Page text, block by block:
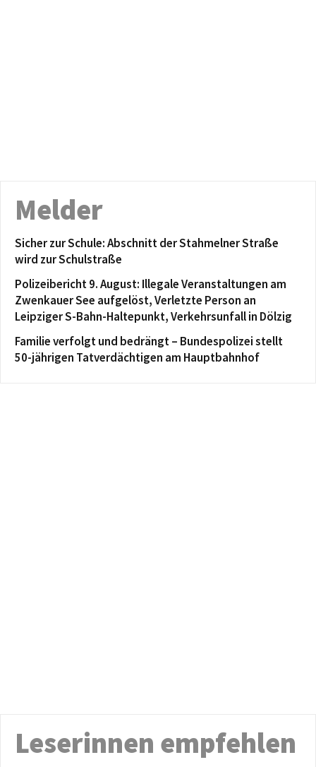
Melder
Sicher zur Schule: Abschnitt der Stahmelner Straße
wird zur Schulstraße
Polizeibericht 9. August: Illegale Veranstaltungen am
Zwenkauer See aufgelöst, Verletzte Person an
Leipziger S-Bahn-Haltepunkt, Verkehrsunfall in Dölzig
Familie verfolgt und bedrängt – Bundespolizei stellt
50-jährigen Tatverdächtigen am Hauptbahnhof
Leserinnen empfehlen